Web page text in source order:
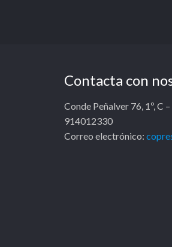
Contacta con
Conde Peñalver 76, 1º, C
914012330
Correo electrónico: